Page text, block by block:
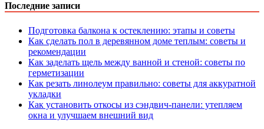
Последние записи
Подготовка балкона к остеклению: этапы и советы
Как сделать пол в деревянном доме теплым: советы и
рекомендации
Как заделать щель между ванной и стеной: советы по
герметизации
Как резать линолеум правильно: советы для аккуратной
укладки
Как установить откосы из сэндвич-панели: утепляем
окна и улучшаем внешний вид